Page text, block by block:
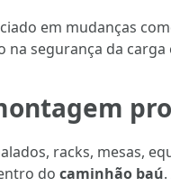
em mudanças
segurança da carga
racks, mesas,
do caminhão baú